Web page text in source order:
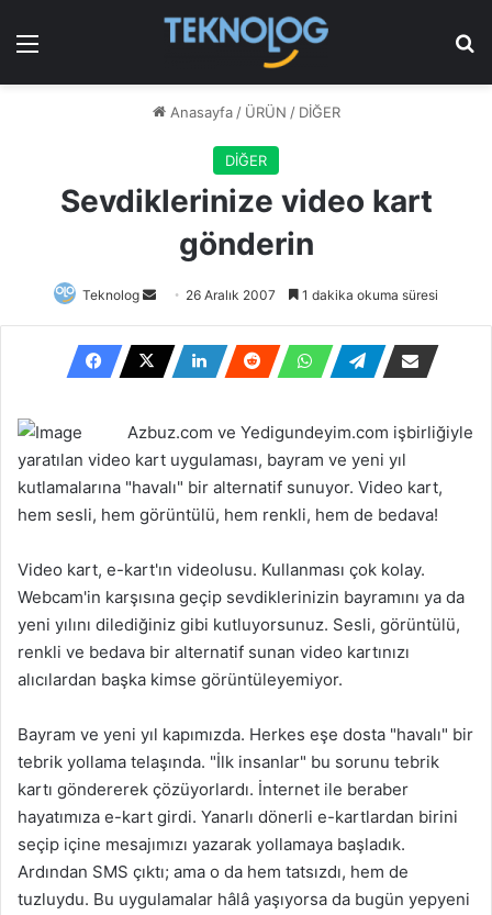
Menü
Anasayfa / ÜRÜN / DİĞER
DİĞER
Sevdiklerinize video kart
gönderin
Teknolog
Bir
posta
göndermek
26 Aralık 2007 1 dakika okuma süresi
Azbuz.com ve Yedigundeyim.com işbirliğiyle
yaratılan video kart uygulaması, bayram ve yeni yıl
kutlamalarına "havalı" bir alternatif sunuyor. Video kart,
hem sesli, hem görüntülü, hem renkli, hem de bedava!
Video kart, e-kart'ın videolusu. Kullanması çok kolay.
Webcam'in karşısına geçip sevdiklerinizin bayramını ya da
yeni yılını dilediğiniz gibi kutluyorsunuz. Sesli, görüntülü,
renkli ve bedava bir alternatif sunan video kartınızı
alıcılardan başka kimse görüntüleyemiyor.
Bayram ve yeni yıl kapımızda. Herkes eşe dosta "havalı" bir
tebrik yollama telaşında. "İlk insanlar" bu sorunu tebrik
kartı göndererek çözüyorlardı. İnternet ile beraber
hayatımıza e-kart girdi. Yanarlı dönerli e-kartlardan birini
seçip içine mesajımızı yazarak yollamaya başladık.
Ardından SMS çıktı; ama o da hem tatsızdı, hem de
tuzluydu. Bu uygulamalar hâlâ yaşıyorsa da bugün yepyeni